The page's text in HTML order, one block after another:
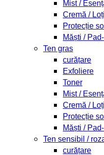
Mist /
Cremă /
Protecție
Măști /
Ten gras
curățare
Exfoliere
Toner
Mist /
Cremă /
Protecție
Măști /
Ten sensibil /
curățare